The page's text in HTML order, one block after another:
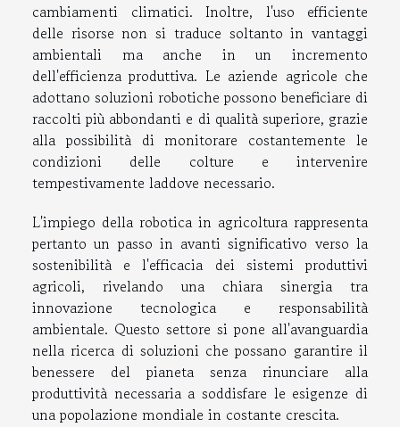
cambiamenti climatici. Inoltre, l'uso efficiente
delle risorse non si traduce soltanto in vantaggi
ambientali ma anche in un incremento
dell'efficienza produttiva. Le aziende agricole che
adottano soluzioni robotiche possono beneficiare di
raccolti più abbondanti e di qualità superiore, grazie
alla possibilità di monitorare costantemente le
condizioni delle colture e intervenire
tempestivamente laddove necessario.
L'impiego della robotica in agricoltura rappresenta
pertanto un passo in avanti significativo verso la
sostenibilità e l'efficacia dei sistemi produttivi
agricoli, rivelando una chiara sinergia tra
innovazione tecnologica e responsabilità
ambientale. Questo settore si pone all'avanguardia
nella ricerca di soluzioni che possano garantire il
benessere del pianeta senza rinunciare alla
produttività necessaria a soddisfare le esigenze di
una popolazione mondiale in costante crescita.